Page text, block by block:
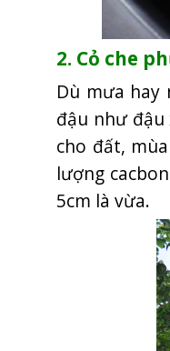
2. Cỏ che
Dù mưa hay
đậu như đậu
cho đất,
lượng
5cm là vừa.